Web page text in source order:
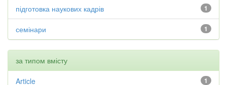
1
підготовка наукових кадрів
1
семінари
за типом вмісту
1
Article